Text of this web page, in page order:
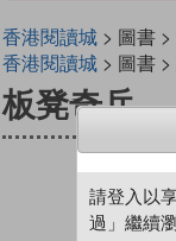
香港閱讀城> 圖書 >
香港閱讀城> 圖書 >
板凳奇兵
請登入以
過」繼續瀏